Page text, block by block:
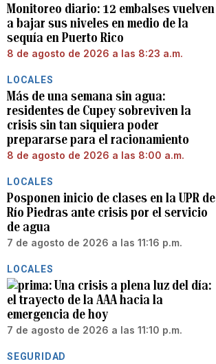
Monitoreo diario: 12 embalses vuelven
a bajar sus niveles en medio de la
sequía en Puerto Rico
8 de agosto de 2026 a las 8:23 a.m.
LOCALES
Más de una semana sin agua:
residentes de Cupey sobreviven la
crisis sin tan siquiera poder
prepararse para el racionamiento
8 de agosto de 2026 a las 8:00 a.m.
LOCALES
Posponen inicio de clases en la UPR de
Río Piedras ante crisis por el servicio
de agua
7 de agosto de 2026 a las 11:16 p.m.
LOCALES
Una crisis a plena luz del día:
el trayecto de la AAA hacia la
emergencia de hoy
7 de agosto de 2026 a las 11:10 p.m.
SEGURIDAD